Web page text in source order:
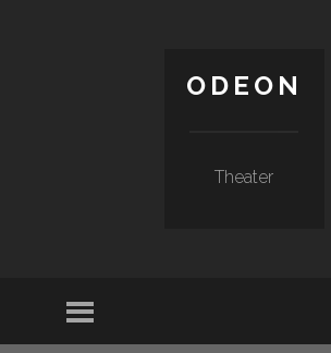
ODEON
Theater
Menu